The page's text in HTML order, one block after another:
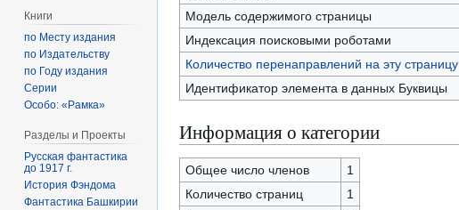
Модель содержимого страницы
Индексация поисковыми роботами
Количество перенаправлений на эту страницу
Идентификатор элемента в данных Буквицы
Информация о категории
Общее число членов
1
Количество страниц
1
Книги
по Месту издания
по Издательству
по Году издания
Серии
Особо: «Рамка»
Разделы и Проекты
Русская фантастика
до 1917 г.
История Фэндома
Фантастика Башкирии